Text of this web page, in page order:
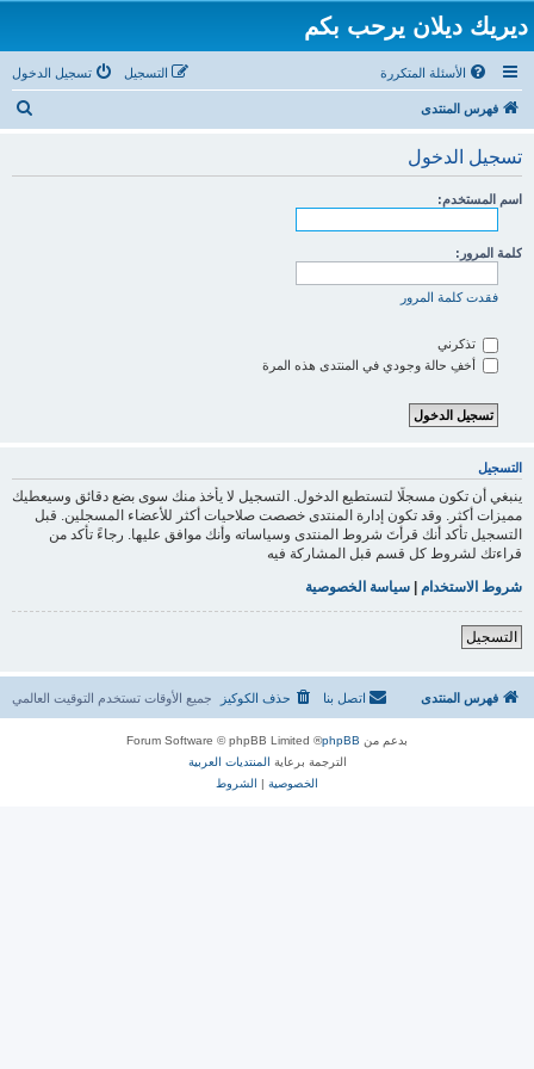
ديريك ديلان يرحب بكم
الأسئلة المتكررة تسجيل الدخول التسجيل
فهرس المنتدى
تسجيل الدخول
اسم المستخدم:
كلمة المرور:
فقدت كلمة المرور
تذكرني
أخفِ حالة وجودي في المنتدى هذه المرة
التسجيل
ينبغي أن تكون مسجلًا لتستطيع الدخول. التسجيل لا يأخذ منك سوى بضع دقائق وسيعطيك
مميزات أكثر. وقد تكون إدارة المنتدى خصصت صلاحيات أكثر للأعضاء المسجلين. قبل
التسجيل تأكد أنك قرأتَ شروط المنتدى وسياساته وأنك موافق عليها. رجاءً تأكد من
قراءتك لشروط كل قسم قبل المشاركة فيه
شروط الاستخدام | سياسة الخصوصية
التسجيل
فهرس المنتدى جميع الأوقات تستخدم التوقيت العالمي حذف الكوكيز اتصل بنا
بدعم من phpBB
® Forum Software © phpBB Limited
الترجمة برعاية المنتديات العربية
الخصوصية | الشروط